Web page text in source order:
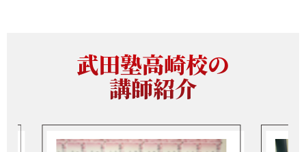
武田塾高崎校の
講師紹介